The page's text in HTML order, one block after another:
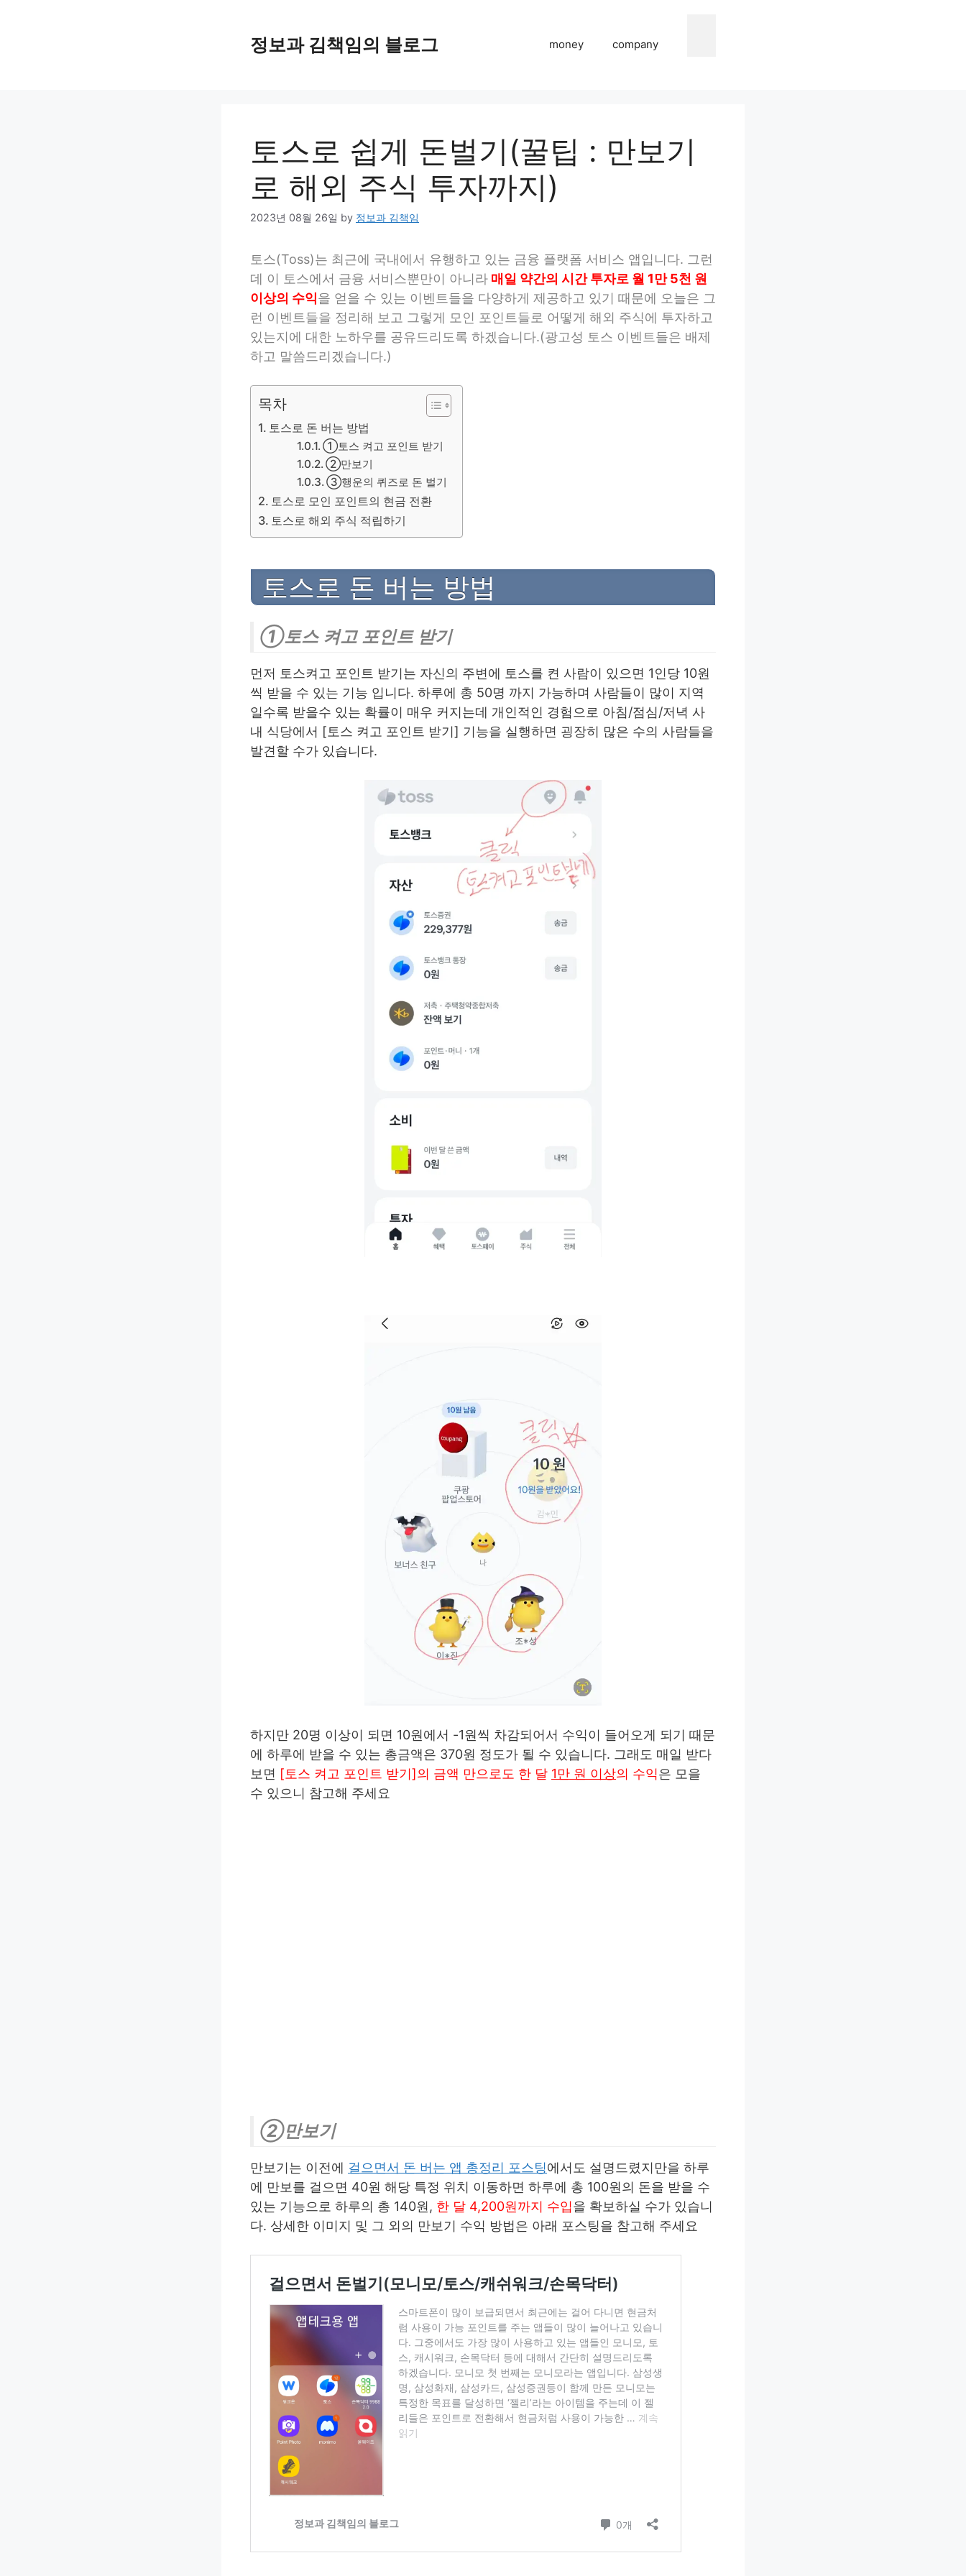
정보과 김책임의 블로그 money company
토스로 쉽게 돈벌기(꿀팁 : 만보기
로 해외 주식 투자까지)
2023년 08월 26일 by 정보과 김책임
토스(Toss)는 최근에 국내에서 유행하고 있는 금융 플랫폼 서비스 앱입니다. 그런
데 이 토스에서 금융 서비스뿐만이 아니라 매일 약간의 시간 투자로 월 1만 5천 원
이상의 수익을 얻을 수 있는 이벤트들을 다양하게 제공하고 있기 때문에 오늘은 그
런 이벤트들을 정리해 보고 그렇게 모인 포인트들로 어떻게 해외 주식에 투자하고
있는지에 대한 노하우를 공유드리도록 하겠습니다.(광고성 토스 이벤트들은 배제
하고 말씀드리겠습니다.)
목차
토스로 돈 버는 방법
①토스 켜고 포인트 받기
②만보기
③행운의 퀴즈로 돈 벌기
토스로 모인 포인트의 현금 전환
토스로 해외 주식 적립하기
토스로 돈 버는 방법
①토스 켜고 포인트 받기
먼저 토스켜고 포인트 받기는 자신의 주변에 토스를 켠 사람이 있으면 1인당 10원
씩 받을 수 있는 기능 입니다. 하루에 총 50명 까지 가능하며 사람들이 많이 지역
일수록 받을수 있는 확률이 매우 커지는데 개인적인 경험으로 아침/점심/저녁 사
내 식당에서 [토스 켜고 포인트 받기] 기능을 실행하면 굉장히 많은 수의 사람들을
발견할 수가 있습니다.
하지만 20명 이상이 되면 10원에서 -1원씩 차감되어서 수익이 들어오게 되기 때문
에 하루에 받을 수 있는 총금액은 370원 정도가 될 수 있습니다. 그래도 매일 받다
보면 [토스 켜고 포인트 받기]의 금액 만으로도 한 달 1만 원 이상의 수익은 모을
수 있으니 참고해 주세요
②만보기
만보기는 이전에 걸으면서 돈 버는 앱 총정리 포스팅에서도 설명드렸지만을 하루
에 만보를 걸으면 40원 해당 특정 위치 이동하면 하루에 총 100원의 돈을 받을 수
있는 기능으로 하루의 총 140원, 한 달 4,200원까지 수입을 확보하실 수가 있습니
다. 상세한 이미지 및 그 외의 만보기 수익 방법은 아래 포스팅을 참고해 주세요